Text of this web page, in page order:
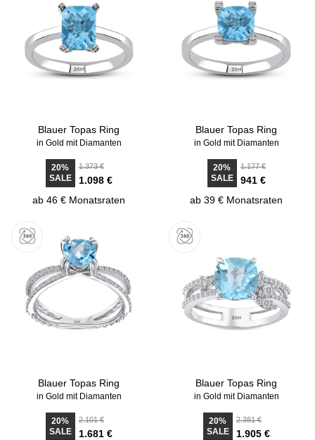
Blauer Topas Ring
in Gold mit Diamanten
20%
SALE
1.373 €
1.098 €
ab 46 € Monatsraten
Blauer Topas Ring
in Gold mit Diamanten
20%
SALE
1.177 €
941 €
ab 39 € Monatsraten
Blauer Topas Ring
in Gold mit Diamanten
20%
SALE
2.101 €
1.681 €
Blauer Topas Ring
in Gold mit Diamanten
20%
SALE
2.381 €
1.905 €